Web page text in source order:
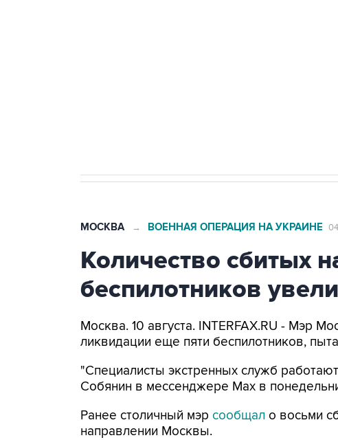
МОСКВА → ВОЕННАЯ ОПЕРАЦИЯ НА УКРАИНЕ
Количество сбитых
беспилотников
Москва. 10 августа. INTERFAX.RU - Мэр
ликвидации еще пяти беспилотников,
"Специалисты экстренных служб
Собянин в мессенджере Max в
Ранее столичный мэр сообщал о восьми
направлении Москвы.